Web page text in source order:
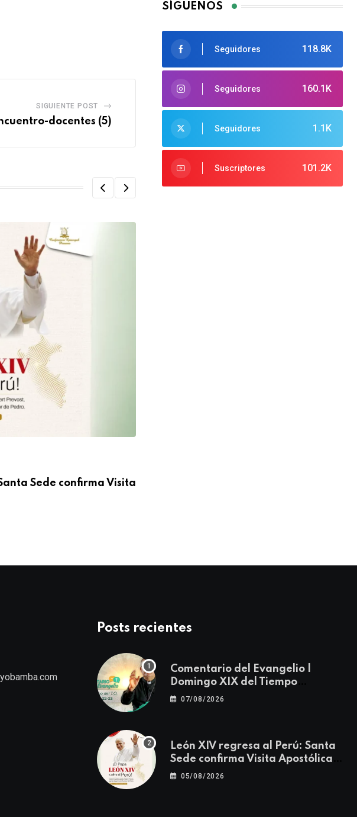
SIGUIENTE POST
docentes (5)
Sede confirma Visita
SÍGUENOS
118.8K
Seguidores
160.1K
Seguidores
1.1K
Seguidores
101.2K
Suscriptores
Posts recientes
Comentario del Evangelio |
Domingo XIX del Tiempo
Ordinario | Mateo 14, 22-23
07/08/2026
León XIV regresa al Perú: Santa
Sede confirma Visita Apostólica
del 11 al 17 de noviembre
05/08/2026